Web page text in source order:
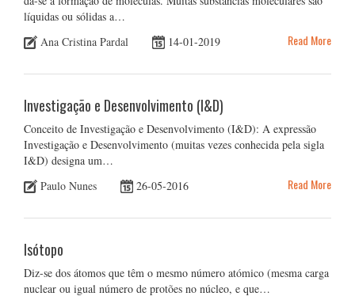
líquidas ou sólidas a…
Ana Cristina Pardal
14-01-2019 Read More
Investigação e Desenvolvimento (I&D)
Conceito de Investigação e Desenvolvimento (I&D): A expressão
Investigação e Desenvolvimento (muitas vezes conhecida pela sigla
I&D) designa um…
Paulo Nunes
26-05-2016 Read More
Isótopo
Diz-se dos átomos que têm o mesmo número atómico (mesma carga
nuclear ou igual número de protões no núcleo, e que…